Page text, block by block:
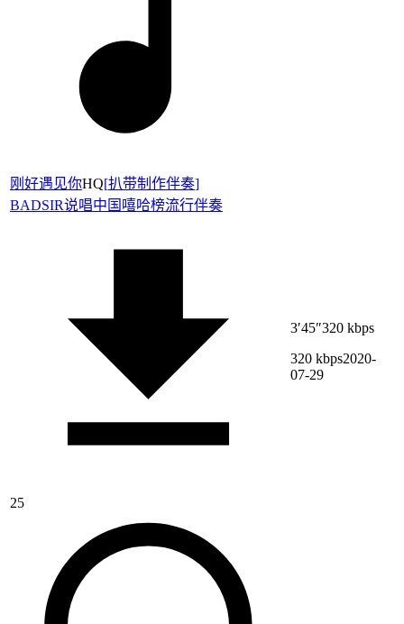
刚好遇见你HQ[扒带制作伴奏]
BADSIR说唱中国嘻哈榜流行伴奏
25
3′45″320 kbps
320 kbps2020-
07-29